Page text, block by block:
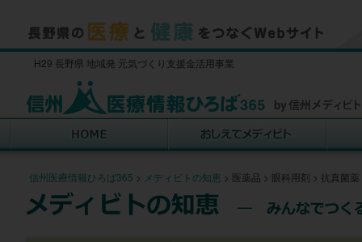
H29 長野県 地域発 元気づくり支援金活用事業
信州医療情報ひろば365 > メディビトの知恵 > 医薬品 > 眼科用剤 > 抗真菌薬